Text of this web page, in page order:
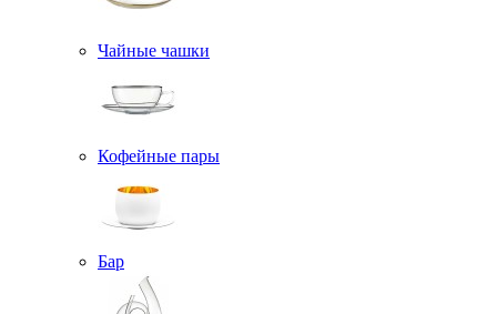
Чайные чашки
Кофейные пары
Бар